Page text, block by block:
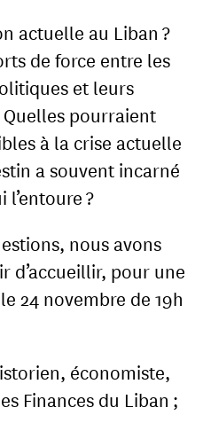
actuelle au Liban ?
de force entre les
et leurs
pourraient
à la crise actuelle
a souvent incarné
?
nous avons
d’accueillir, pour une
24 novembre de 19h
économiste,
Finances du Liban ;